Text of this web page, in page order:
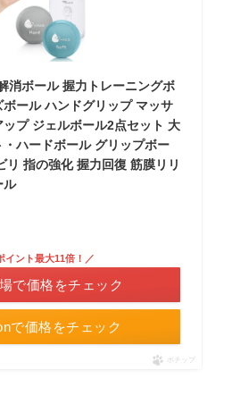
消ボール 握力トレーニングボ
ール ハンドグリップ マッサ
プ ジェルボール2点セット 大
・ハードボール グリップボー
リ 指の強化 握力回復 筋膜リリ
ル
で価格をチェック
イント最大11倍！／
で価格をチェック
ポチップ